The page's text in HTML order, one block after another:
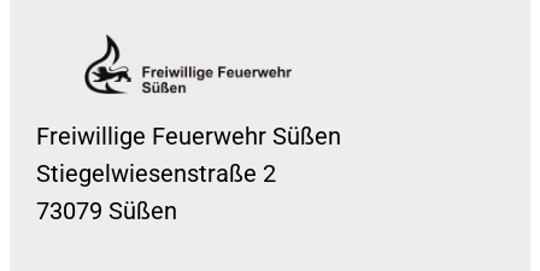
Freiwillige Feuerwehr Süßen
Stiegelwiesenstraße 2
73079 Süßen